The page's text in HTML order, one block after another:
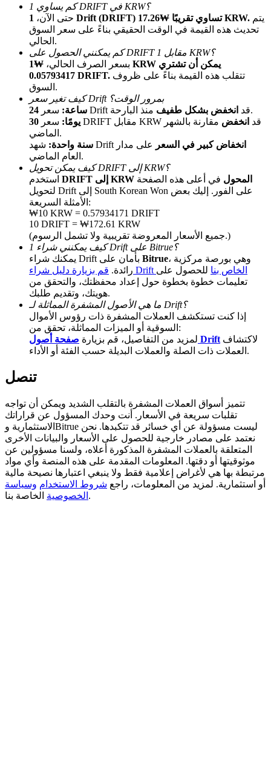
الإحالة
قم بدعوة صديق لتحصل على مكافآت نقدية
Deposit CASHCAT & Win
Deposit CASHCAT & Win
Share 500000 CASHCAT prize pool
Exclusive for BitMart Users
Register & Trade to Win 500,000 USDT
Precious Metals Trading Carnival
Trade Gold & Silver · 33,333 USDT Bonus
كم يساوي 1 DRIFT في KRW؟
حتى الآن،
1 Drift (DRIFT) تساوي تقريبًا ₩17.26 KRW.
تحديث هذه القيمة في الوقت الحقيقي بناءً على سعر السوق
الحالي.
كم يمكنني الحصول على DRIFT مقابل 1 KRW؟
بسعر الصرف الحالي،
₩1 KRW يمكن أن تشتري
0.05793417 DRIFT.
السوق.
كيف تغير سعر Drift بمرور الوقت؟
24 ساعة:
سعر Drift قد انخفض بشكل طفيف
منذ البارحة.
30 يومًا:
سعر DRIFT مقابل KRW قد انخفض مقارنة بالشهر
الماضي.
سنة واحدة: شهد Drift انخفاض كبير في السعر
على مدار
العام الماضي.
كيف يمكن تحويل DRIFT إلى KRW؟
DRIFT إلى KRW المحول في أعلى هذه الصفحة
لتحويل Drift إلى South Korean Won على الفور. إليك بعض
الأمثلة السريعة:
₩10 KRW = 0.57934171 DRIFT
10 DRIFT = ₩172.61 KRW
(جميع الأسعار المعروضة تقريبية ولا تشمل الرسوم.)
كيف يمكنني شراء 1 Drift على Bitrue؟
Bitrue، وهي بورصة مركزية
رائدة.
قم بزيارة دليل شراء Drift الخاص بنا للحصول على
تعليمات خطوة بخطوة حول إعداد محفظتك، والتحقق من
هويتك، وتقديم طلبك.
ما هي الأصول المشفرة المماثلة لـ Drift؟
إذا كنت تستكشف العملات المشفرة ذات رؤوس الأموال
السوقية أو الميزات المماثلة، تحقق من:
لمزيد من التفاصيل، قم بزيارة صفحة أصول Drift
العملات ذات الصلة والعملات البديلة حسب الفئة أو الأداء.
تنصل
تتميز أسواق العملات المشفرة بالتقلب الشديد ويمكن أن تواجه
تقلبات سريعة في الأسعار. أنت وحدك المسؤول عن قراراتك
الاستثمارية وBitrue ليست مسؤولة عن أي خسائر قد تتكبدها. نحن
نعتمد على مصادر خارجية للحصول على الأسعار والبيانات الأخرى
المتعلقة بالعملات المشفرة المذكورة أعلاه، ولسنا مسؤولين عن
موثوقيتها أو دقتها. المعلومات المقدمة على هذه المنصة وأي مواد
مرتبطة بها هي لأغراض إعلامية فقط ولا ينبغي اعتبارها نصيحة مالية
أو استثمارية. لمزيد من المعلومات، راجع شروط الاستخدام وسياسة
الخصوصية الخاصة بنا.